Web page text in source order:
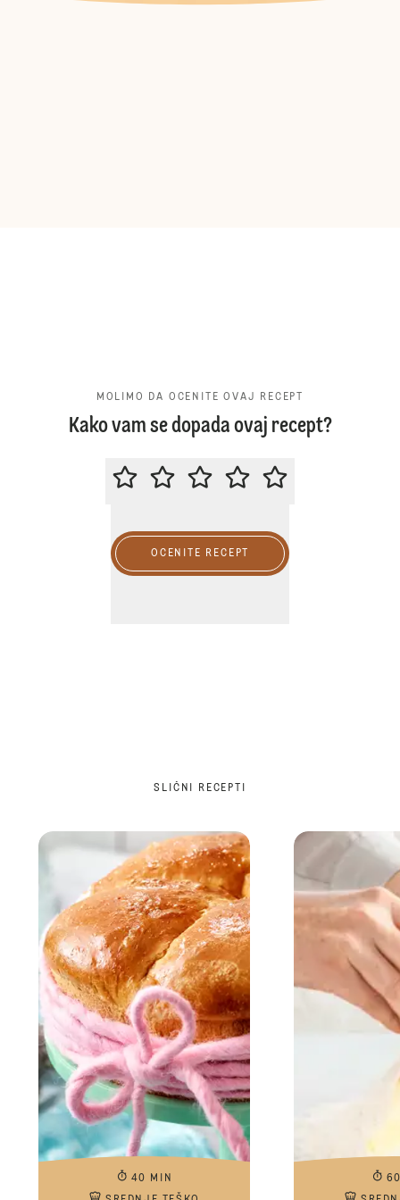
MOLIMO DA OCENITE OVAJ RECEPT
Kako vam se dopada ovaj recept?
MOLIMO DA OCENITE OVAJ
OCENITE RECEPT
SLIČNI RECEPTI
40 MIN